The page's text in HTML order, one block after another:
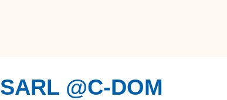
SARL @C-DOM